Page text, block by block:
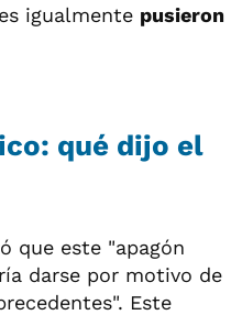
igualmente pusieron
qué dijo el
que este "apagón
darse por motivo de
Este